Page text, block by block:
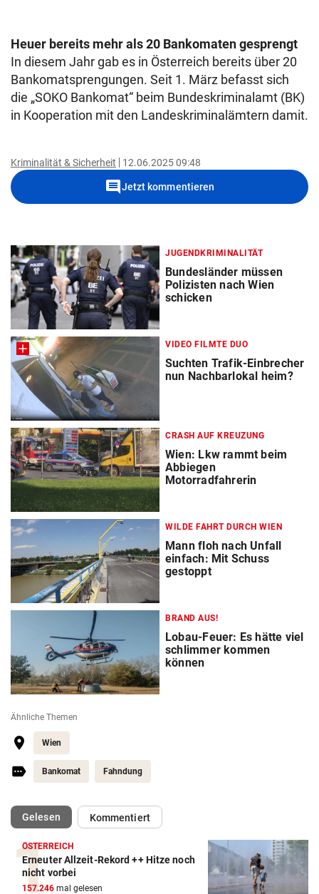
Heuer bereits mehr als 20 Bankomaten gesprengt
In diesem Jahr gab es in Österreich bereits über 20
Bankomatsprengungen. Seit 1. März befasst sich
die „SOKO Bankomat“ beim Bundeskriminalamt (BK)
in Kooperation mit den Landeskriminalämtern damit.
Kriminalität & Sicherheit 12.06.2025 09:48
commentJetzt kommentieren
JUGENDKRIMINALITÄT
Bundesländer müssen
Polizisten nach Wien
schicken
VIDEO FILMTE DUO
Suchten Trafik-Einbrecher
nun Nachbarlokal heim?
CRASH AUF KREUZUNG
Wien: Lkw rammt beim
Abbiegen
Motorradfahrerin
WILDE FAHRT DURCH WIEN
Mann floh nach Unfall
einfach: Mit Schuss
gestoppt
BRAND AUS!
Lobau-Feuer: Es hätte viel
schlimmer kommen
können
Ähnliche Themen
Wien
Bankomat Fahndung
Gelesen(ausgewählt)Kommentiert
ÖSTERREICH
Erneuter Allzeit-Rekord ++ Hitze noch
nicht vorbei
157.246 mal gelesen